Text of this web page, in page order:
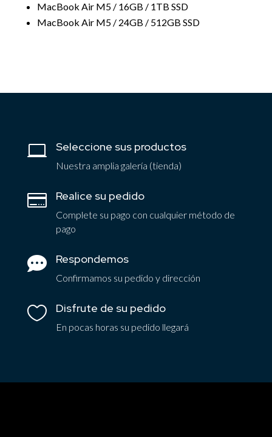
MacBook Air M5 / 16GB / 1TB SSD
MacBook Air M5 / 24GB / 512GB SSD
 Seleccione sus productos
Nuestra amplia galería (tienda)
 Realice su pedido
Complete su pago con cualquier método de
pago
 Respondemos
Confirmamos su pedido y dirección
 Disfrute de su pedido
En pocas horas su pedido llegará